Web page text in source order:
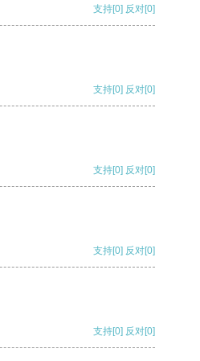
支持[0] 反对[0]
支持[0] 反对[0]
支持[0] 反对[0]
支持[0] 反对[0]
支持[0] 反对[0]